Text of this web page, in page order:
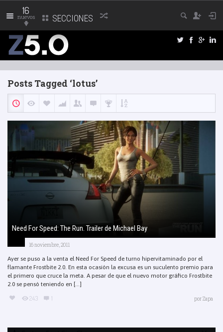
16
nuevos SECCIONES
Posts Tagged ‘lotus’
Need For Speed: The Run. Trailer de Michael Bay
16 noviembre, 2011
Ayer se puso a la venta el Need For Speed de turno hipervitaminado por el
flamante Frostbite 2.0. En esta ocasión la excusa es un suculento premio para
el primero que cruce la meta. A pesar de que el nuevo motor gráfico Frostbite
2.0 se pensó teniendo en [...]
243 1 porZapa